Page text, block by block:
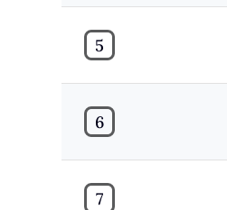
5
6
7